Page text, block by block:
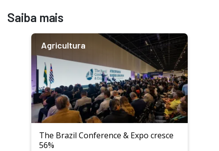
Saiba mais
Agricultura
The Brazil Conference & Expo cresce
56%